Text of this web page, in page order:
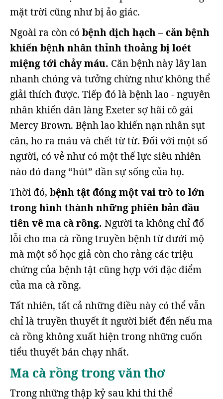
mặt trời cũng như bị ảo giác.
Ngoài ra còn có bệnh dịch hạch – căn bệnh
khiến bệnh nhân thỉnh thoảng bị loét
miệng tới chảy máu. Căn bệnh này lây lan
nhanh chóng và tưởng chừng như không thể
giải thích được. Tiếp đó là bệnh lao - nguyên
nhân khiến dân làng Exeter sợ hãi cô gái
Mercy Brown. Bệnh lao khiến nạn nhân sụt
cân, ho ra máu và chết từ từ. Đối với một số
người, có vẻ như có một thế lực siêu nhiên
nào đó đang “hút” dần sự sống của họ.
Thời đó, bệnh tật đóng một vai trò to lớn
trong hình thành những phiên bản đầu
tiên về ma cà rồng. Người ta không chỉ đổ
lỗi cho ma cà rồng truyền bệnh từ dưới mộ
mà một số học giả còn cho rằng các triệu
chứng của bệnh tật cũng hợp với đặc điểm
của ma cà rồng.
Tất nhiên, tất cả những điều này có thể vẫn
chỉ là truyền thuyết ít người biết đến nếu ma
cà rồng không xuất hiện trong những cuốn
tiểu thuyết bán chạy nhất.
Ma cà rồng trong văn thơ
Trong những thập kỷ sau khi thi thể